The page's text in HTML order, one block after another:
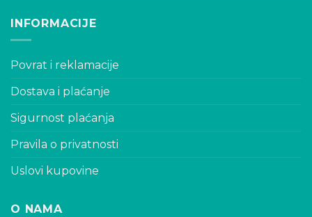
options
may
chosen
on
product
INFORMACIJE
Povrat i reklamacije
Dostava i plaćanje
Sigurnost plaćanja
Pravila o privatnosti
Uslovi kupovine
O NAMA